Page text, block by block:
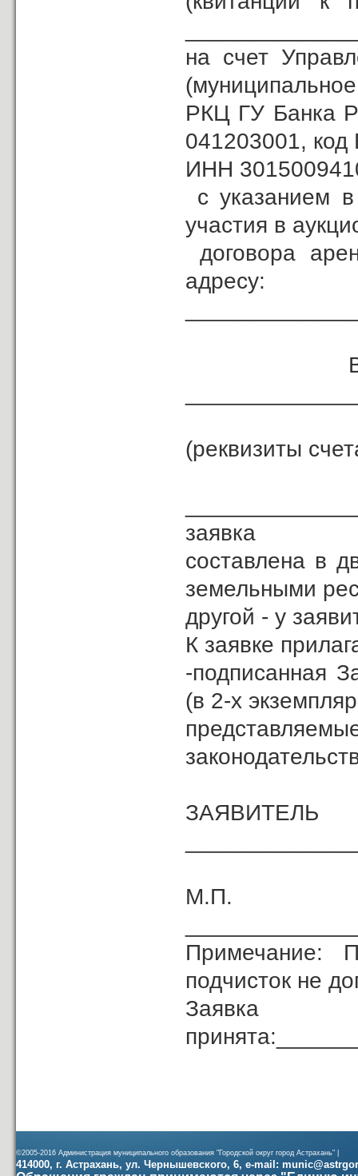
на счет
РКЦ ГУ Банка
041203001,
ИНН
с указанием
участия в
договора
адресу:
Возврат
(реквизиты
заявка
составлена в
земельными
другой - у
К заявке
-подписанная
(в 2-х
Примечание:
подчисток не
Заявка
©2005-2016 Администрация муниципального образования "Городской округ город Астрахань" |
414000, г. Астрахань, ул. Чернышевского, 6, e-mail: